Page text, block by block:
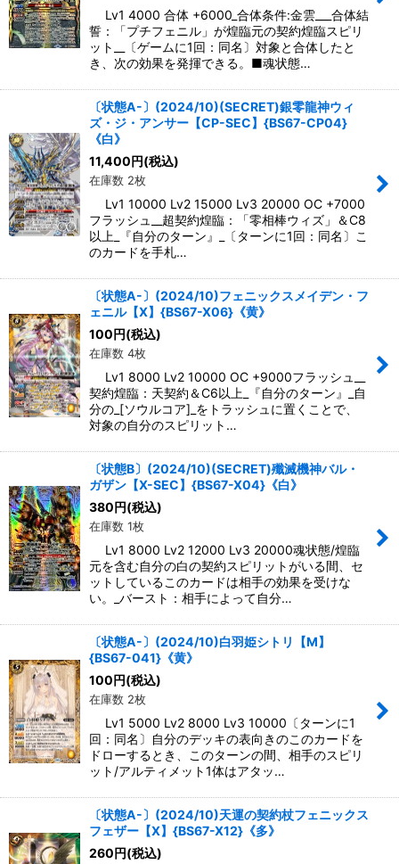
Lv1 4000 合体 +6000_合体条件:金雲___合体結
誓：「プチフェニル」が煌臨元の契約煌臨スピリ
ット__〔ゲームに1回：同名〕対象と合体したと
き、次の効果を発揮できる。■魂状態…
〔状態A-〕(2024/10)(SECRET)銀零龍神ウィ
ズ・ジ・アンサー【CP-SEC】{BS67-CP04}
《白》
11,400 円(税込)
在庫数 2枚
Lv1 10000 Lv2 15000 Lv3 20000 OC +7000
フラッシュ__超契約煌臨：「零相棒ウィズ」＆C8
以上_『自分のターン』_〔ターンに1回：同名〕こ
のカードを手札…
〔状態A-〕(2024/10)フェニックスメイデン・フ
ェニル【X】{BS67-X06}《黄》
100 円(税込)
在庫数 4枚
Lv1 8000 Lv2 10000 OC +9000フラッシュ__
契約煌臨：天契約＆C6以上_『自分のターン』_自
分の_[ソウルコア]_をトラッシュに置くことで、
対象の自分のスピリット…
〔状態B〕(2024/10)(SECRET)殲滅機神バル・
ガザン【X-SEC】{BS67-X04}《白》
380 円(税込)
在庫数 1枚
Lv1 8000 Lv2 12000 Lv3 20000魂状態/煌臨
元を含む自分の白の契約スピリットがいる間、セ
ットしているこのカードは相手の効果を受けな
い。_バースト：相手によって自分…
〔状態A-〕(2024/10)白羽姫シトリ【M】
{BS67-041}《黄》
100 円(税込)
在庫数 2枚
Lv1 5000 Lv2 8000 Lv3 10000〔ターンに1
回：同名〕自分のデッキの表向きのこのカードを
ドローするとき、このターンの間、相手のスピリ
ット/アルティメット1体はアタッ…
〔状態A-〕(2024/10)天運の契約杖フェニックス
フェザー【X】{BS67-X12}《多》
260 円(税込)